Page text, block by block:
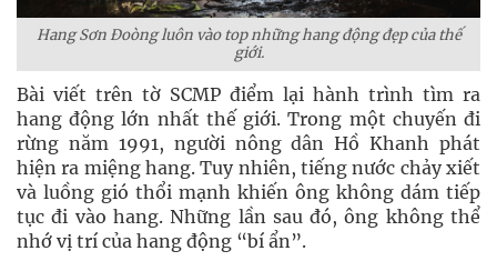
Hang Sơn Đoòng luôn vào top những hang động đẹp của thế
giới.
Bài viết trên tờ SCMP điểm lại hành trình tìm ra
hang động lớn nhất thế giới. Trong một chuyến đi
rừng năm 1991, người nông dân Hồ Khanh phát
hiện ra miệng hang. Tuy nhiên, tiếng nước chảy xiết
và luồng gió thổi mạnh khiến ông không dám tiếp
tục đi vào hang. Những lần sau đó, ông không thể
nhớ vị trí của hang động “bí ẩn”.